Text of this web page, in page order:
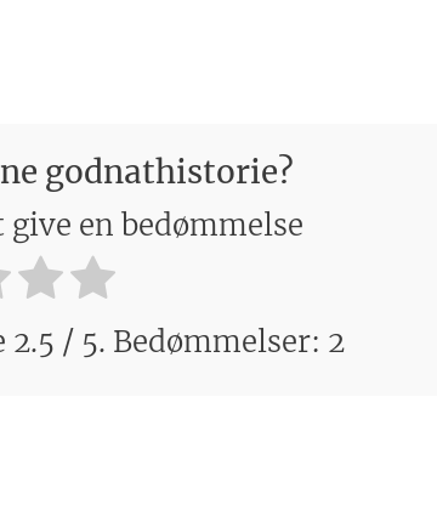
godnathistorie?
en bedømmelse
2.5 / 5. Bedømmelser: 2